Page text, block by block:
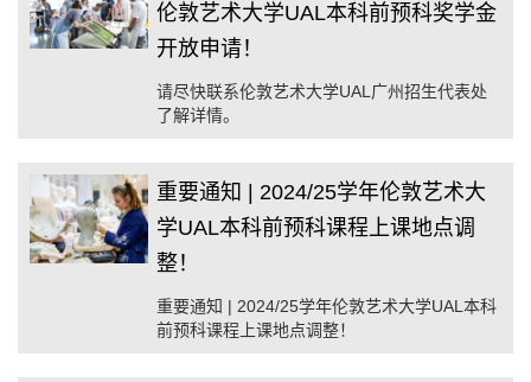
伦敦艺术大学UAL本科前预科奖学金
开放申请！
请尽快联系伦敦艺术大学UAL广州招生代表处
了解详情。
重要通知 | 2024/25学年伦敦艺术大
学UAL本科前预科课程上课地点调
整！
重要通知 | 2024/25学年伦敦艺术大学UAL本科
前预科课程上课地点调整！